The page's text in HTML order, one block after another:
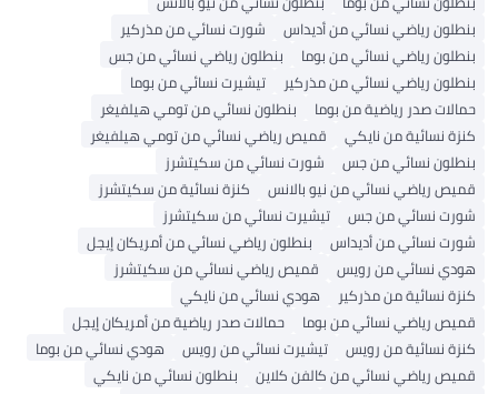
بنطلون رياضي نسائي من أديداس
شورت نسائي من مذركير
بنطلون رياضي نسائي من بوما
بنطلون رياضي نسائي من جس
بنطلون رياضي نسائي من مذركير
تيشيرت نسائي من بوما
حمالات صدر رياضية من بوما
بنطلون نسائي من تومي هيلفيغر
كنزة نسائية من نايكي
قميص رياضي نسائي من تومي هيلفيغر
بنطلون نسائي من جس
شورت نسائي من سكيتشرز
قميص رياضي نسائي من نيو بالانس
كنزة نسائية من سكيتشرز
شورت نسائي من جس
تيشيرت نسائي من سكيتشرز
شورت نسائي من أديداس
بنطلون رياضي نسائي من أمريكان إيجل
هودي نسائي من رويس
قميص رياضي نسائي من سكيتشرز
كنزة نسائية من مذركير
هودي نسائي من نايكي
قميص رياضي نسائي من بوما
حمالات صدر رياضية من أمريكان إيجل
كنزة نسائية من رويس
تيشيرت نسائي من رويس
هودي نسائي من بوما
قميص رياضي نسائي من كالفن كلاين
بنطلون نسائي من نايكي